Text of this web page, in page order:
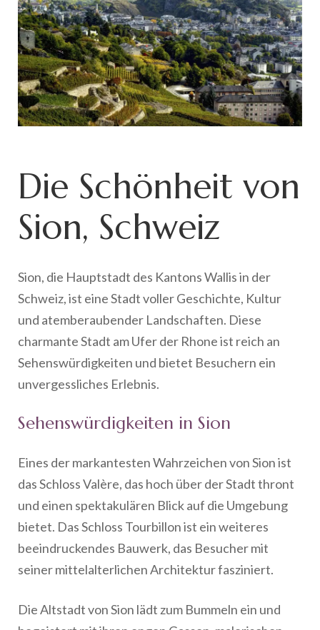
Die Schönheit von
Sion, Schweiz
Sion, die Hauptstadt des Kantons Wallis in der
Schweiz, ist eine Stadt voller Geschichte, Kultur
und atemberaubender Landschaften. Diese
charmante Stadt am Ufer der Rhone ist reich an
Sehenswürdigkeiten und bietet Besuchern ein
unvergessliches Erlebnis.
Sehenswürdigkeiten in Sion
Eines der markantesten Wahrzeichen von Sion ist
das Schloss Valère, das hoch über der Stadt thront
und einen spektakulären Blick auf die Umgebung
bietet. Das Schloss Tourbillon ist ein weiteres
beeindruckendes Bauwerk, das Besucher mit
seiner mittelalterlichen Architektur fasziniert.
Die Altstadt von Sion lädt zum Bummeln ein und